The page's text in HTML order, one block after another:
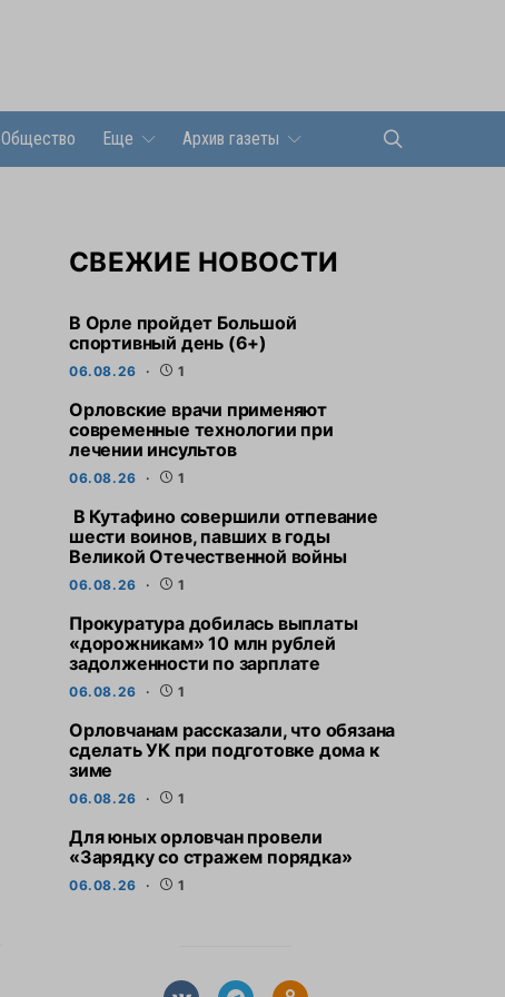
Общество Еще Архив газеты
СВЕЖИЕ НОВОСТИ
В Орле пройдет Большой
спортивный день (6+)
06.08.26 1
Орловские врачи применяют
современные технологии при
лечении инсультов
06.08.26 1
В Кутафино совершили отпевание
шести воинов, павших в годы
Великой Отечественной войны
06.08.26 1
Прокуратура добилась выплаты
«дорожникам» 10 млн рублей
задолженности по зарплате
06.08.26 1
Орловчанам рассказали, что обязана
сделать УК при подготовке дома к
зиме
06.08.26 1
Для юных орловчан провели
«Зарядку со стражем порядка»
06.08.26 1